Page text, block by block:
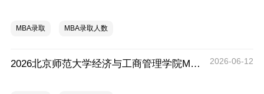
MBA录取 MBA录取人数
2026北京师范大学经济与工商管理学院MBA拟录取分析解读 2026-06-12